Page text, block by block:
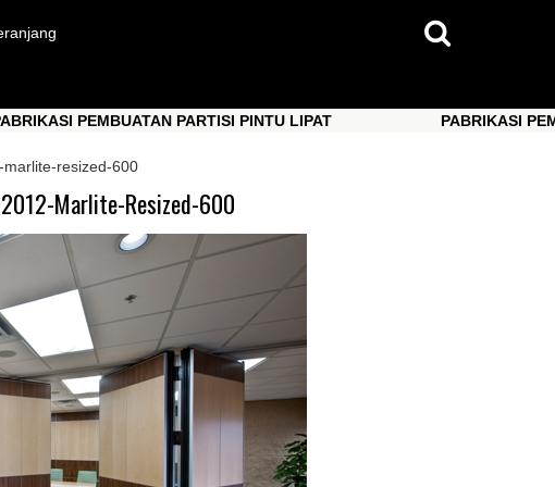
PARTISI PINTU LIPAT
PABRIKASI PEMBUATAN
resized-600
Marlite-Resized-600